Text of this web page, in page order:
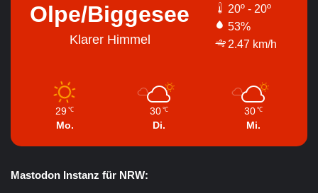
Olpe/Biggesee
Klarer Himmel
20º - 20º
53%
2.47 km/h
29 ℃
Mo.
30 ℃
Di.
30 ℃
Mi.
Mastodon Instanz für NRW: